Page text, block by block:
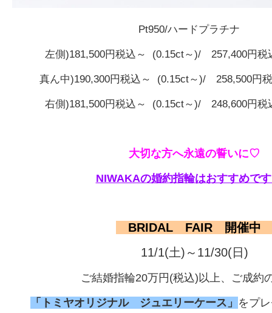
Pt950/ハードプラチナ
左側)181,500円税込～ (0.15ct～)/ 257,400円
真ん中)190,300円税込～ (0.15ct～)/ 258,500円
右側)181,500円税込～ (0.15ct～)/ 248,600円
大切な方へ永遠の誓いに♡
NIWAKAの婚約指輪はおすすめで
BRIDAL FAIR 開催
11/1(土)～11/30(日)
ご結婚指輪20万円(税込)以上、ご成約
「トミヤオリジナル ジュエリーケース」 をプ